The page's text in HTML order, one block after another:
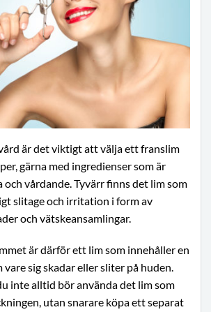
är det viktigt att välja ett franslim
gärna med ingredienser som är
och vårdande. Tyvärr finns det lim som
slitage och irritation i form av
och vätskeansamlingar.
är därför ett lim som innehåller en
sig skadar eller sliter på huden.
inte alltid bör använda det lim som
utan snarare köpa ett separat